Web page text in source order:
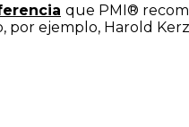
que PMI®
por ejemplo, Harold